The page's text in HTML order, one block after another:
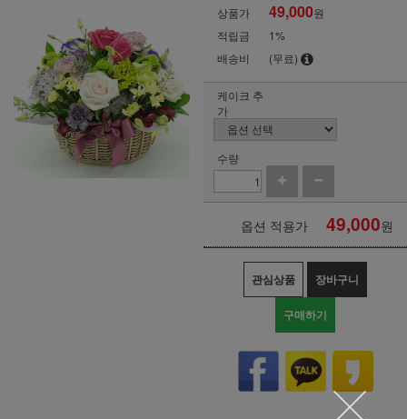
상품가 49,000원
적립금
1%
배송비
(무료)
케이크 추
가
수량
옵션 적용가 49,000원
관심상품 장바구니
구매하기